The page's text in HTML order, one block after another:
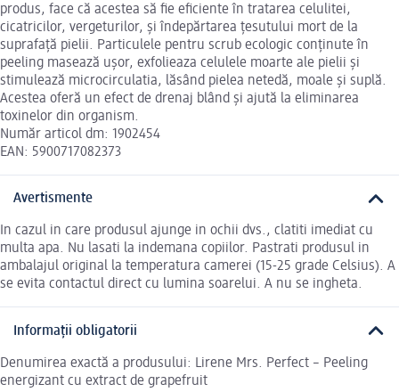
produs, face că acestea să fie eficiente în tratarea celulitei,
cicatricilor, vergeturilor, și îndepărtarea țesutului mort de la
suprafață pielii. Particulele pentru scrub ecologic conținute în
peeling masează ușor, exfolieaza celulele moarte ale pielii și
stimulează microcirculatia, lăsând pielea netedă, moale și suplă.
Acestea oferă un efect de drenaj blând și ajută la eliminarea
toxinelor din organism.
Număr articol dm: 1902454
EAN: 5900717082373
Avertismente
In cazul in care produsul ajunge in ochii dvs., clatiti imediat cu
multa apa. Nu lasati la indemana copiilor. Pastrati produsul in
ambalajul original la temperatura camerei (15-25 grade Celsius). A
se evita contactul direct cu lumina soarelui. A nu se ingheta.
Informații obligatorii
Denumirea exactă a produsului: Lirene Mrs. Perfect – Peeling
energizant cu extract de grapefruit